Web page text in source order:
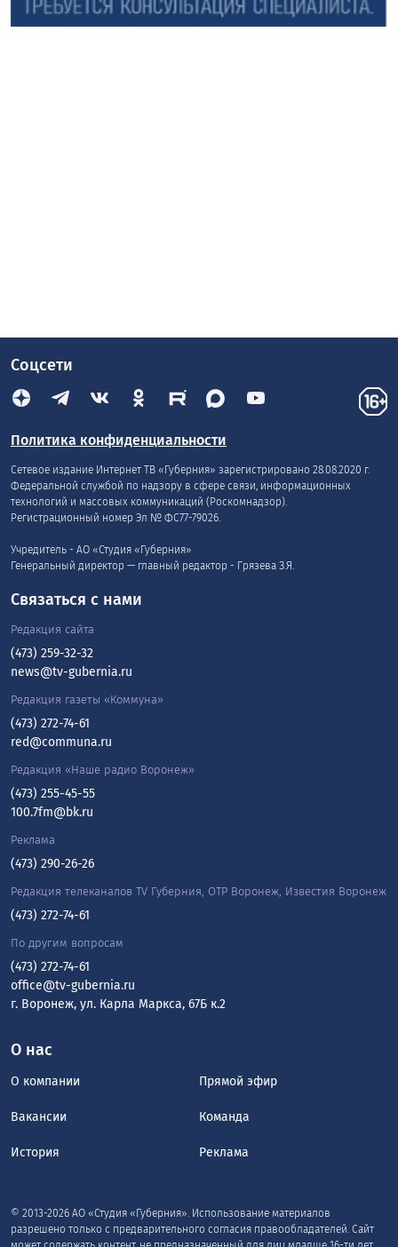
Соцсети
Политика конфиденциальности
Сетевое издание Интернет ТВ «Губерния» зарегистрировано 28.08.2020 г.
Федеральной службой по надзору в сфере связи, информационных
технологий и массовых коммуникаций (Роскомнадзор).
Регистрационный номер Эл № ФС77-79026.
Учредитель - АО «Студия «Губерния»
Генеральный директор — главный редактор - Грязева З.Я.
О нас
О компании Прямой эфир
Вакансии Команда
История Реклама
© 2013-2026 АО «Студия «Губерния». Использование материалов
разрешено только с предварительного согласия правообладателей. Сайт
Связаться с нами
Редакция сайта
(473) 259-32-32
news@tv-gubernia.ru
Редакция газеты «Коммуна»
(473) 272-74-61
red@communa.ru
Редакция «Наше радио Воронеж»
(473) 255-45-55
100.7fm@bk.ru
Реклама
(473) 290-26-26
Редакция телеканалов TV Губерния, ОТР Воронеж, Известия Воронеж
(473) 272-74-61
По другим вопросам
(473) 272-74-61
office@tv-gubernia.ru
г. Воронеж, ул. Карла Маркса, 67Б к.2